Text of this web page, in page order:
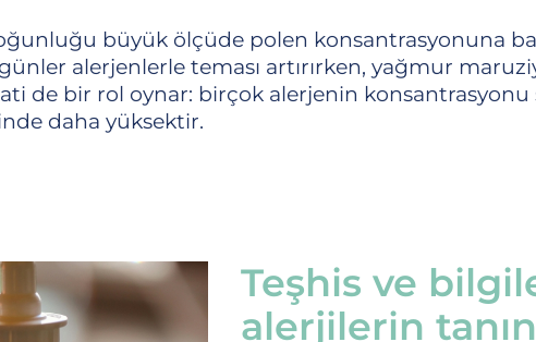
büyük ölçüde polen konsantrasyonuna
alerjenlerle teması artırırken, yağmur
de bir rol oynar: birçok alerjenin konsantrasyonu
daha yüksektir.
Teşhis ve
alerjilerin